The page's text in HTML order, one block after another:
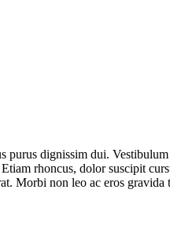
dignissim dui.
rhoncus, dolor suscipit
Morbi non leo ac eros